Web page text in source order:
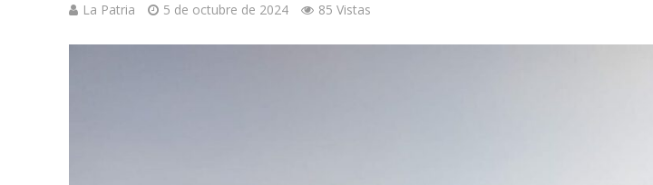
La Patria 5 de octubre de 2024 85 Vistas